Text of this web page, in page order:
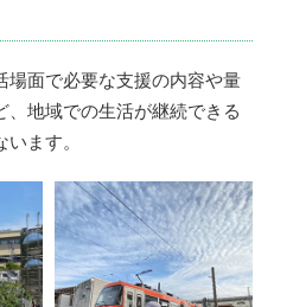
場面で必要な支援の内容や量
地域での生活が継続できる
ます。